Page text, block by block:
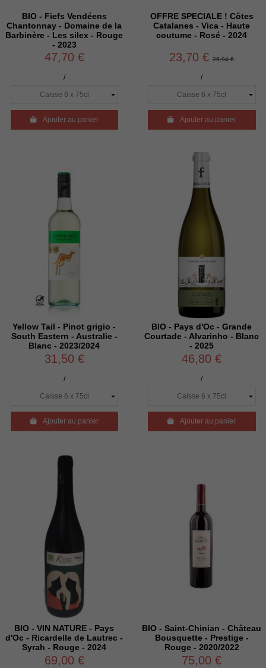
BIO - Fiefs Vendéens
Chantonnay - Domaine de la
Barbinère - Les silex - Rouge
- 2023
47,70 €
/
Ajouter au panier
OFFRE SPECIALE ! Côtes
Catalanes - Vica - Haute
coutume - Rosé - 2024
23,70 €26,94 €
/
Ajouter au panier
Yellow Tail - Pinot grigio -
South Eastern - Australie -
Blanc - 2023/2024
31,50 €
/
Ajouter au panier
BIO - Pays d'Oc - Grande
Courtade - Alvarinho - Blanc
- 2025
46,80 €
/
Ajouter au panier
BIO - VIN NATURE - Pays
d'Oc - Ricardelle de Lautrec -
Syrah - Rouge - 2024
69,00 €
BIO - Saint-Chinian - Château
Bousquette - Prestige -
Rouge - 2020/2022
75,00 €